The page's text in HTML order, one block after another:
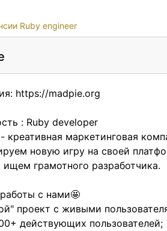
Ruby engineer
https://madpie.org
: Ruby developer
креативная маркетинговая
новую игру на своей
ищем грамотного разработчика.
с нами🤩
проект с живыми
действующих пользователей;